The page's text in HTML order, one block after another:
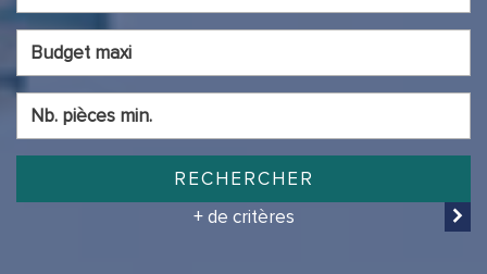
RECHERCHER
+ de critères